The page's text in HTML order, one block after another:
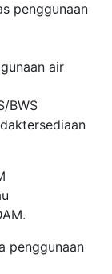
penggunaan
air
BWS
penggunaan